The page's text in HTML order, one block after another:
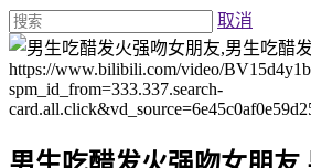
取消
https://www.bilibili.com/video/
spm_id_from=333.337.search-